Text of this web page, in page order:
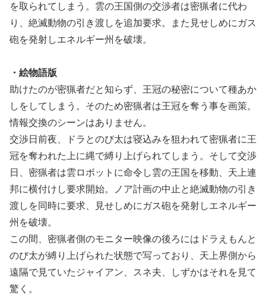
を取られてしまう。雲の王国側の交渉者は密猟者に代わ
り、絶滅動物の引き渡しを追加要求。また見せしめにガス
砲を発射しエネルギー州を破壊。
・絵物語版
助けたのが密猟者だと知らず、王冠の秘密について種あか
しをしてしまう。そのため密猟者は王冠を奪う事を画策。
情報交換のシーンはありません。
交渉日前夜、ドラとのび太は寝込みを狙われて密猟者に王
冠を奪われた上に縄で縛り上げられてしまう。そして交渉
日、密猟者は雲ロボットに命令し雲の王国を移動、天上連
邦に横付けし要求開始。ノア計画の中止と絶滅動物の引き
渡しを同時に要求、見せしめにガス砲を発射しエネルギー
州を破壊。
この間、密猟者側のモニター映像の後ろにはドラえもんと
のび太が縛り上げられた状態で写っており、天上界側から
遠隔で見ていたジャイアン、スネ夫、しずかはそれを見て
驚く。